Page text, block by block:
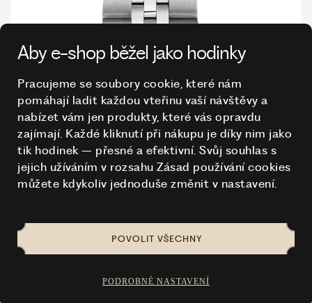
Aby e-shop běžel jako hodinky
Pracujeme se soubory cookie, které nám
pomáhají ladit každou vteřinu vaší návštěvy a
nabízet vám jen produkty, které vás opravdu
zajímají. Každé kliknutí při nákupu je díky nim jako
tik hodinek – přesné a efektivní. Svůj souhlas s
jejich užíváním v rozsahu Zásad používání cookies
můžete kdykoliv jednoduše změnit v nastavení.
POVOLIT VŠECHNY
PODROBNÉ NASTAVENÍ